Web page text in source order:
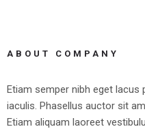
ABOUT COMPANY
Etiam semper nibh eget
iaculis. Phasellus auctor sit
Etiam aliquam laoreet